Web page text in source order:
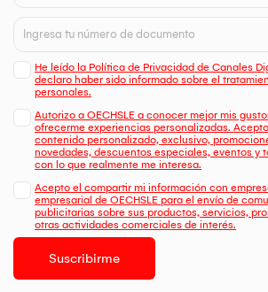
He leído la Política de Privacidad de Canales
declaro haber sido informado sobre el
personales.
Autorizo a OECHSLE a conocer mejor mis
ofrecerme experiencias personalizadas.
contenido personalizado, exclusivo,
novedades, descuentos especiales, eventos y
con lo que realmente me interesa.
Acepto el compartir mi información con
empresarial de OECHSLE para el envío de
publicitarias sobre sus productos, servicios,
otras actividades comerciales de interés.
Suscribirme